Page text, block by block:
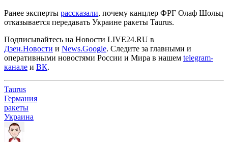
Ранее эксперты рассказали, почему канцлер ФРГ Олаф Шольц
отказывается передавать Украине ракеты Taurus.
Подписывайтесь на Новости LIVE24.RU в
Дзен.Новости и News.Google. Следите за главными и
оперативными новостями России и Мира в нашем telegram-
канале и ВК.
Taurus
Германия
ракеты
Украина